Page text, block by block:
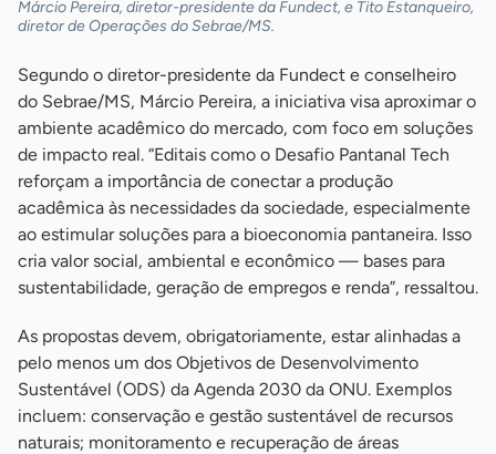
Márcio Pereira, diretor-presidente da Fundect, e Tito Estanqueiro,
diretor de Operações do Sebrae/MS.
Segundo o diretor-presidente da Fundect e conselheiro
do Sebrae/MS, Márcio Pereira, a iniciativa visa aproximar o
ambiente acadêmico do mercado, com foco em soluções
de impacto real. “Editais como o Desafio Pantanal Tech
reforçam a importância de conectar a produção
acadêmica às necessidades da sociedade, especialmente
ao estimular soluções para a bioeconomia pantaneira. Isso
cria valor social, ambiental e econômico — bases para
sustentabilidade, geração de empregos e renda”, ressaltou.
As propostas devem, obrigatoriamente, estar alinhadas a
pelo menos um dos Objetivos de Desenvolvimento
Sustentável (ODS) da Agenda 2030 da ONU. Exemplos
incluem: conservação e gestão sustentável de recursos
naturais; monitoramento e recuperação de áreas